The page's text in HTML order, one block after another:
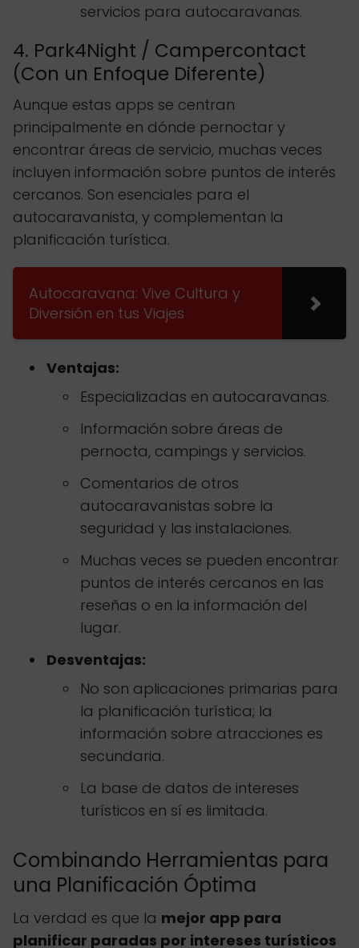
servicios para autocaravanas.
4. Park4Night / Campercontact
(Con un Enfoque Diferente)
Aunque estas apps se centran
principalmente en dónde pernoctar y
encontrar áreas de servicio, muchas veces
incluyen información sobre puntos de interés
cercanos. Son esenciales para el
autocaravanista, y complementan la
planificación turística.
Autocaravana: Vive Cultura y
Diversión en tus Viajes
Ventajas:
Especializadas en autocaravanas.
Información sobre áreas de
pernocta, campings y servicios.
Comentarios de otros
autocaravanistas sobre la
seguridad y las instalaciones.
Muchas veces se pueden encontrar
puntos de interés cercanos en las
reseñas o en la información del
lugar.
Desventajas:
No son aplicaciones primarias para
la planificación turística; la
información sobre atracciones es
secundaria.
La base de datos de intereses
turísticos en sí es limitada.
Combinando Herramientas para
una Planificación Óptima
La verdad es que la mejor app para
planificar paradas por intereses turísticos